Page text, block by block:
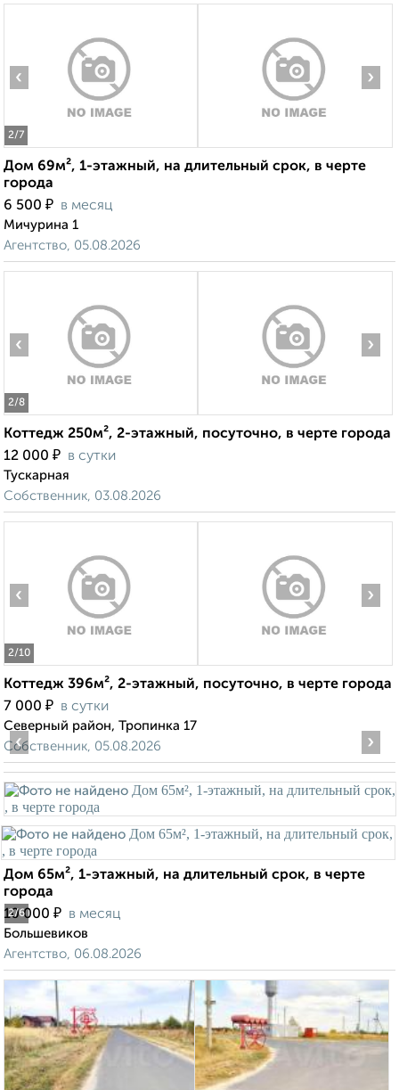
2/7
‹ ›
Дом 69м², 1-этажный, на длительный срок, в черте
города
6 500 ₽ в месяц
Мичурина 1
Агентство, 05.08.2026
2/8
‹ ›
Коттедж 250м², 2-этажный, посуточно, в черте города
12 000 ₽ в сутки
Тускарная
Собственник, 03.08.2026
2/10
‹ ›
Коттедж 396м², 2-этажный, посуточно, в черте города
7 000 ₽ в сутки
Северный район, Тропинка 17
Собственник, 05.08.2026
2/6
‹ ›
Дом 65м², 1-этажный, на длительный срок, в черте
города
10 000 ₽ в месяц
Большевиков
Агентство, 06.08.2026